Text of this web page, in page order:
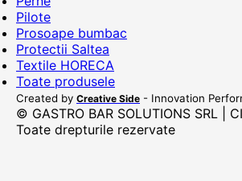
Pilote
Prosoape bumbac
Protectii Saltea
Textile HORECA
Toate produsele
Created by Creative Side - Innovation
© GASTRO BAR SOLUTIONS SRL |
Toate drepturile rezervate